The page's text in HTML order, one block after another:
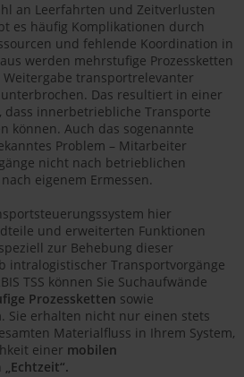
an Leerfahrten und Zeitverlusten
es häufig Komplikationen durch
und fehlende Koordination in
werden mehrstufige Prozessketten
transportrelevanter
Das resultiert in einer
innerbetriebliche Transporte
können. Auch das sogenannte
Problem – Mitarbeiter
nicht nach betrieblichen
eigenem Ermessen.
hier
und erweiterten Funktionen
zur Behebung dieser
intralogistischer Transportvorgänge
TSS können Sie Suchaufwände
Prozessketten sowie
. Sie erhalten nicht nur einen stets
Materialfluss in Ihrem System,
einer mobilen
„Echtzeit“.